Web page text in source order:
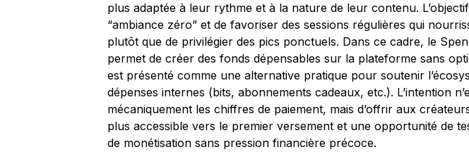
plus adaptée à leur rythme et à la nature de leur contenu. L’objectif
“ambiance zéro” et de favoriser des sessions régulières qui
plutôt que de privilégier des pics ponctuels. Dans ce cadre, le
permet de créer des fonds dépensables sur la plateforme sans
est présenté comme une alternative pratique pour soutenir
dépenses internes (bits, abonnements cadeaux, etc.). L’intention
mécaniquement les chiffres de paiement, mais d’offrir aux
plus accessible vers le premier versement et une opportunité de
de monétisation sans pression financière précoce.